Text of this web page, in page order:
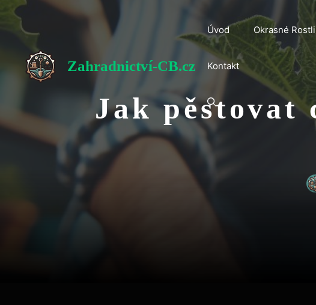
Přeskočit
obsah
Zahradnictví-CB.cz
Úvod Okrasné
Kontakt
Jak pěstovat